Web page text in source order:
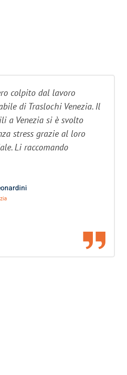
colpito dal lavoro
di Traslochi Venezia. Il
a Venezia si è svolto
stress grazie al loro
Li raccomando